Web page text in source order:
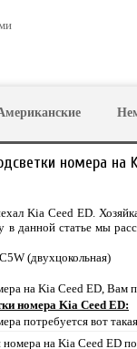
номера на
Kia Ceed ED.
в данной статье мы
(двухцокольная)
на Kia Ceed ED, Вам
номера Kia Ceed ED:
потребуется вот